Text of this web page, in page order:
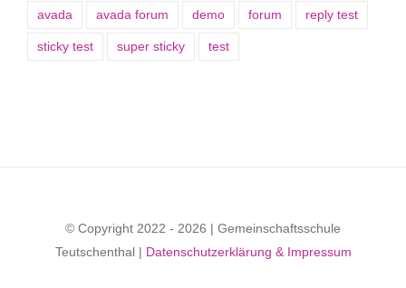
avada avada forum demo forum reply test
sticky test super sticky test
© Copyright 2022 - 2026 | Gemeinschaftsschule
Teutschenthal | Datenschutzerklärung & Impressum